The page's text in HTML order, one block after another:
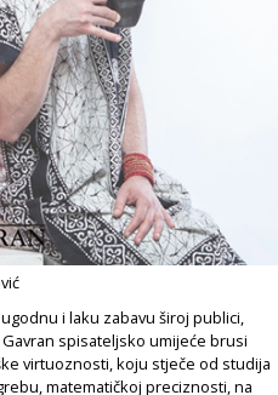
i laku zabavu široj publici,
spisateljsko umijeće brusi
virtuoznosti, koju stječe od studija
matematičkoj preciznosti, na